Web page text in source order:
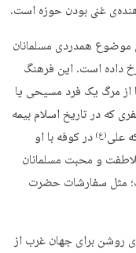
غنی بودن حوزه است.
همدردی مسلمانان
داده است. این فرهنگ
از مرگ یک فرد مسیحی یا
که در تاریخ اسلام بیمه
علی(ع) در کوفه با او
و محبت مسلمانان
مثل سفارشات حضرت
روشن برای جهان غرب از